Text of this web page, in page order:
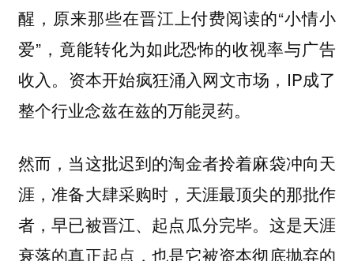
醒，原来那些在晋江上付费阅读的“小情小
爱”，竟能转化为如此恐怖的收视率与广告
收入。资本开始疯狂涌入网文市场，IP成了
整个行业念兹在兹的万能灵药。
然而，当这批迟到的淘金者拎着麻袋冲向天
涯，准备大肆采购时，天涯最顶尖的那批作
者，早已被晋江、起点瓜分完毕。这是天涯
衰落的真正起点，也是它被资本彻底抛弃的